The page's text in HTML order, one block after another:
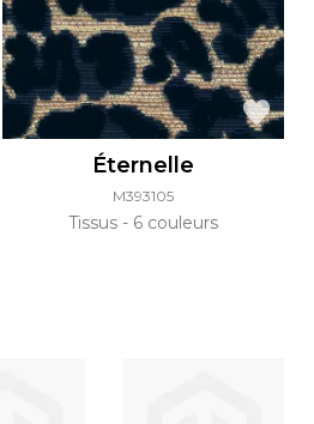
Éternelle
M393105
Tissus 6 couleurs